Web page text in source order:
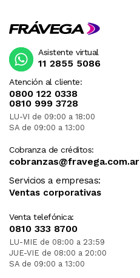
Atención al cliente:
0800 122 0338
0810 999 3728
LU-VI de 09:00 a 18:00
SA de 09:00 a 13:00
Cobranza de créditos:
cobranzas@fravega.com.ar
Servicios a empresas:
Ventas corporativas
Venta telefónica:
0810 333 8700
LU-MIE de 08:00 a 23:59
JUE-VIE de 08:00 a 20:00
SA de 09:00 a 13:00
Asistente virtual
11 2855 5086